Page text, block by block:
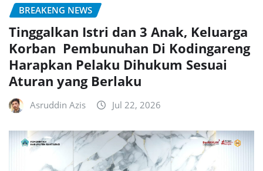
BREAKENG NEWS
Tinggalkan Istri dan 3 Anak, Keluarga
Korban Pembunuhan Di Kodingareng
Harapkan Pelaku Dihukum Sesuai
Aturan yang Berlaku
Asruddin Azis Jul 22, 2026